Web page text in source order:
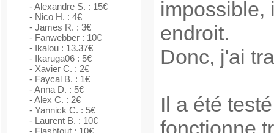
- Alexandre S. : 15€
- Nico H. : 4€
- James R. : 3€
- Fanwebber : 10€
- Ikalou : 13.37€
- Ikaruga06 : 5€
- Xavier C. : 2€
- Faycal B. : 1€
- Anna D. : 5€
- Alex C. : 2€
- Yannick C. : 5€
- Laurent B. : 10€
- Flashtout : 10€
impossible,
endroit.
Donc, j'ai
Il a été
fonctionne